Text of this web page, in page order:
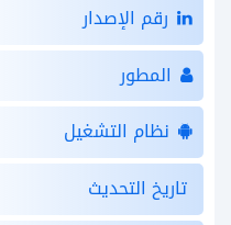
رقم الإصدار
المطور
نظام التشغيل
تاريخ التحديث